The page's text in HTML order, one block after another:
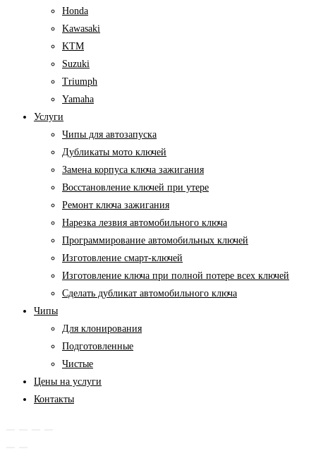
Honda
Kawasaki
KTM
Suzuki
Triumph
Yamaha
Услуги
Чипы для автозапуска
Дубликаты мото ключей
Замена корпуса ключа зажигания
Восстановление ключей при утере
Ремонт ключа зажигания
Нарезка лезвия автомобильного ключа
Программирование автомобильных ключей
Изготовление смарт-ключей
Изготовление ключа при полной потере всех ключей
Cделать дубликат автомобильного ключа
Чипы
Для клонирования
Подготовленные
Чистые
Цены на услуги
Контакты